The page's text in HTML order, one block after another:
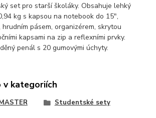
set pro starší školáky. Obsahuje lehký
kg s kapsou na notebook do 15",
pásem, organizérem, skrytou
kapsami na zip a reflexními prvky.
penál s 20 gumovými úchyty.
v kategoriích
Studentské sety